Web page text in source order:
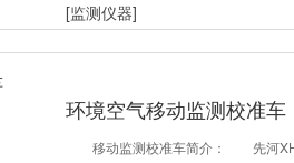
[监测仪器]
环境空气移动监测校准车
移动监测校准车简介： 先河